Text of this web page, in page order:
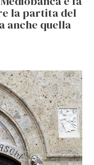
la partita del
anche quella